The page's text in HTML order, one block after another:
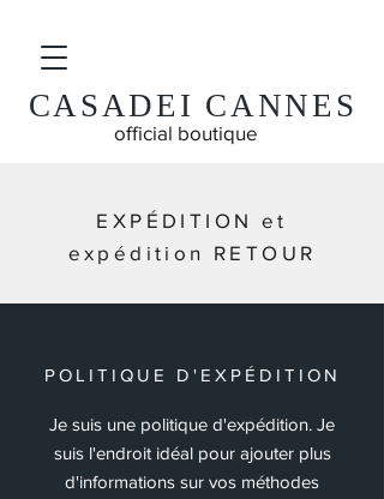
CASADEI CANNES
official boutique
EXPÉDITION et
expédition RETOUR
POLITIQUE D'EXPÉDITION
Je suis une politique d'expédition. Je
suis l'endroit idéal pour ajouter plus
d'informations sur vos méthodes